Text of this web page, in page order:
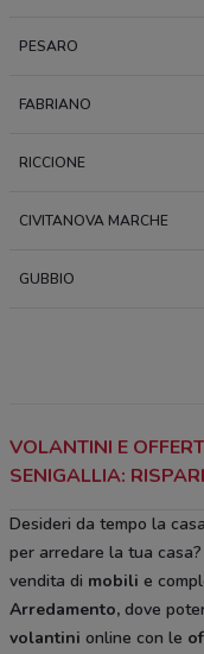
PESARO
FABRIANO
RICCIONE
CIVITANOVA MARCHE
GUBBIO
VOLANTINI E
SENIGALLIA:
Desideri da tempo la
per arredare la tua
vendita di mobili e
Arredamento, dove
volantini online con le